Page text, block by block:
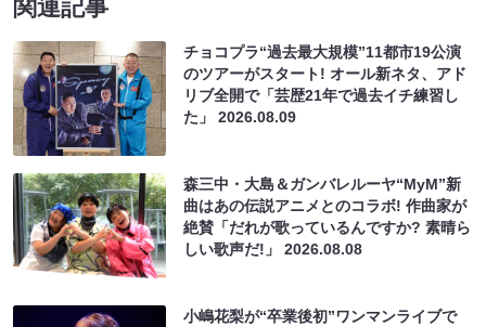
関連記事
チョコプラ“過去最大規模”11都市19公演
のツアーがスタート! オール新ネタ、アド
リブ全開で「芸歴21年で過去イチ練習し
た」2026.08.09
森三中・大島＆ガンバレルーヤ“MyM”新
曲はあの伝説アニメとのコラボ! 作曲家が
絶賛「だれが歌っているんですか? 素晴ら
しい歌声だ!」2026.08.08
小嶋花梨が“卒業後初”ワンマンライブで